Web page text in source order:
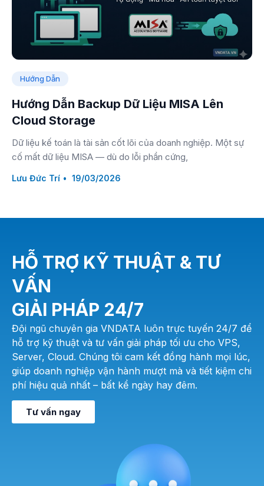
Hướng Dẫn
Hướng Dẫn Backup Dữ Liệu MISA Lên
Cloud Storage
Dữ liệu kế toán là tài sản cốt lõi của doanh nghiệp. Một sự
cố mất dữ liệu MISA — dù do lỗi phần cứng,
Lưu Đức Trí 19/03/2026
HỖ TRỢ KỸ THUẬT & TƯ
VẤN
GIẢI PHÁP 24/7
Đội ngũ chuyên gia VNDATA luôn trực tuyến 24/7 để
hỗ trợ kỹ thuật và tư vấn giải pháp tối ưu cho VPS,
Server, Cloud. Chúng tôi cam kết đồng hành mọi lúc,
giúp doanh nghiệp vận hành mượt mà và tiết kiệm chi
phí hiệu quả nhất – bất kể ngày hay đêm.
Tư vấn ngay